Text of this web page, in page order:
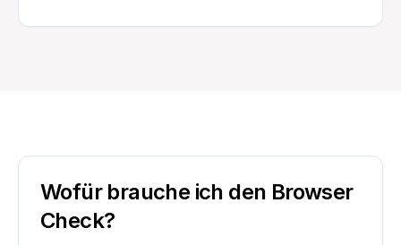
Wofür brauche ich den Browser
Check?